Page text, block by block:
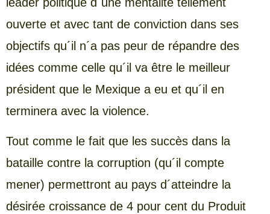
ouverte et avec tant de conviction dans ses
objectifs qu´il n´a pas peur de répandre des
idées comme celle qu´il va être le meilleur
président que le Mexique a eu et qu´il en
terminera avec la violence.
Tout comme le fait que les succès dans la
bataille contre la corruption (qu´il compte
mener) permettront au pays d´atteindre la
désirée croissance de 4 pour cent du Produit